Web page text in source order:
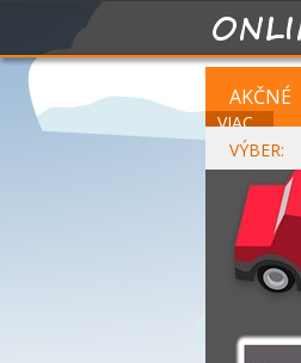
AKČNÉ
VIAC...
VÝBER: